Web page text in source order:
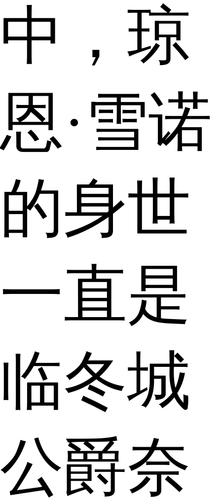
中，琼
恩·雪诺
的身世
一直是
临冬城
公爵奈